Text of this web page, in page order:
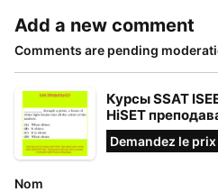
Add a new comment
Comments are pending
Курсы SSAT
HiSET
Demandez le
Nom